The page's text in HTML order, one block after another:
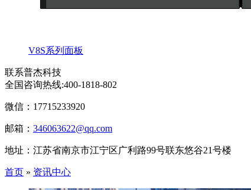
V8S系列面板
联系普杰科技
全国咨询热线:400-1818-802
微信：17715233920
邮箱： 346063622@qq.com
地址：江苏省南京市江宁区广利路99号联东悠谷21号楼
首页 » 资讯中心